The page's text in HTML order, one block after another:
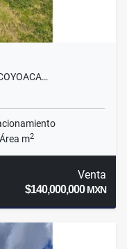
Área m2
Venta
$140,000,000MXN